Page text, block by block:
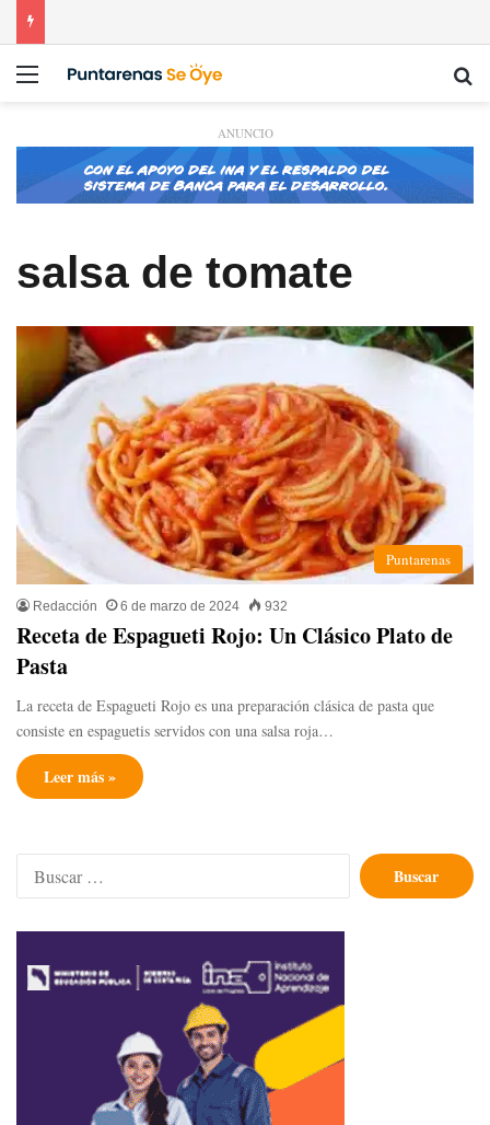
Menú
ANUNCIO
salsa de tomate
Puntarenas
Redacción 6 de marzo de 2024 932
Receta de Espagueti Rojo: Un Clásico Plato de
Pasta
La receta de Espagueti Rojo es una preparación clásica de pasta que
consiste en espaguetis servidos con una salsa roja…
Leer más »
Buscar: